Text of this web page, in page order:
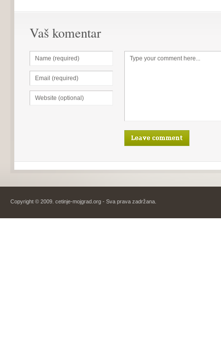
Vaš komentar
Copyright © 2009. cetinje-mojgrad.org - Sva prava zadržana.